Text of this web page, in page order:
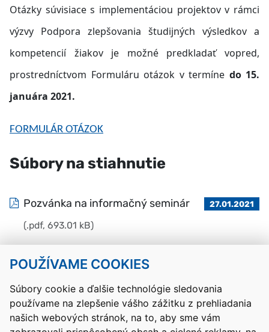
POUŽÍVAME COOKIES
Súbory cookie a ďalšie technológie sledovania
používame na zlepšenie vášho zážitku z prehliadania
našich webových stránok, na to, aby sme vám
Otázky súvisiace s implementáciou projektov v rámci
výzvy Podpora zlepšovania študijných výsledkov a
kompetencií žiakovje možné predkladať vopred,
prostredníctvom Formuláru otázok v termíne do 15.
januára 2021.
FORMULÁR OTÁZOK
Súbory na stiahnutie
Pozvánka na informačný seminár
(.pdf, 693.01 kB)
27.01.2021
Kontakty Mapa stránky RSS
Vyhlásenie o prístupnosti
Nastavenia cookies